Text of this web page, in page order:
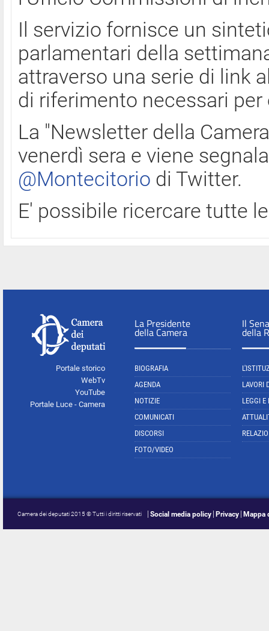
Il servizio fornisce un
parlamentari della
attraverso una serie di link
di riferimento necessari
La "Newsletter della
venerdì sera e viene
@Montecitorio di Twitter.
E' possibile ricercare tutte
Portale storico
WebTv
YouTube
Portale Luce - Camera
La Presidente
della Camera
BIOGRAFIA
AGENDA
NOTIZIE
COMUNICATI
DISCORSI
FOTO/VIDEO
Il
della
LAVORI
LEGGI E
Camera dei deputati 2015 © Tutti i diritti riservati Social media policy Privacy Mappa